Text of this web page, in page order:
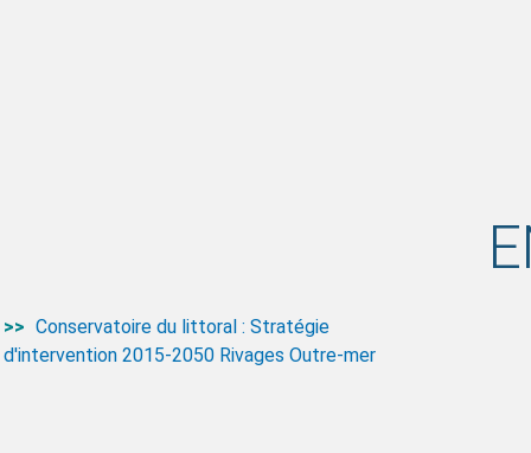
Conservatoire du littoral : Stratégie
d'intervention 2015-2050 Rivages Outre-mer